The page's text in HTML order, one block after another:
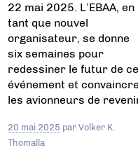
22 mai 2025. L’EBAA, en
tant que nouvel
organisateur, se donne
six semaines pour
redessiner le futur de
événement et convaincre
les avionneurs de
20 mai 2025 parVolker K.
Thomalla